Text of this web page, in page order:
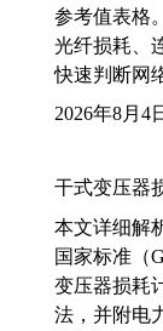
参考值表格
光纤损耗、
快速判断网
2026年8月4
干式变压器
本文详细解
国家标准（
变压器损耗
法，并附电